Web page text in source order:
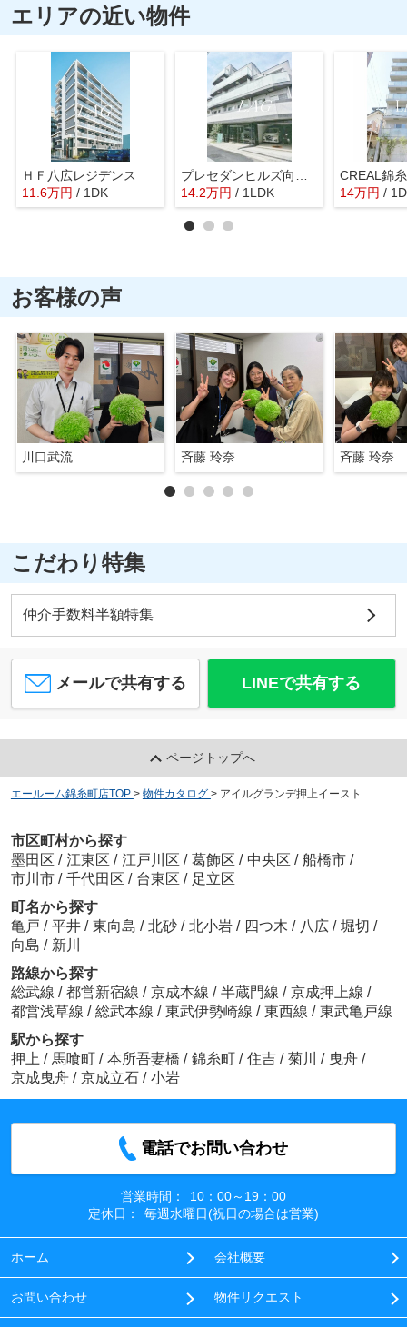
エリアの近い物件
ＨＦ八広レジデンス
11.6万円 / 1DK
14.2万円 / 1LDK
CREAL錦
14万円 /
お客様の声
川口武流 斉藤 玲奈 斉藤 玲奈
こだわり特集
仲介手数料半額特集
メールで共有する LINEで共有する
ページトップへ
エールーム錦糸町店TOP > 物件カタログ > アイルグランデ押上イースト
市区町村から探す
墨田区 / 江東区 / 江戸川区 / 葛飾区 / 中央区 / 船橋市 /
市川市 / 千代田区 / 台東区 / 足立区
町名から探す
亀戸 / 平井 / 東向島 / 北砂 / 北小岩 / 四つ木 / 八広 / 堀切 /
向島 / 新川
路線から探す
総武線 / 都営新宿線 / 京成本線 / 半蔵門線 / 京成押上線 /
都営浅草線 / 総武本線 / 東武伊勢崎線 / 東西線 / 東武亀戸線
駅から探す
押上 / 馬喰町 / 本所吾妻橋 / 錦糸町 / 住吉 / 菊川 / 曳舟 /
京成曳舟 / 京成立石 / 小岩
電話でお問い合わせ
営業時間：
10：00～19：00
定休日：
毎週水曜日(祝日の場合は営業)
ホーム 会社概要
お問い合わせ 物件リクエスト